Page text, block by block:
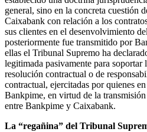
general, sino en la concreta cuestión
Caixabank con relación a los
sus clientes en el desenvolvimiento
posteriormente fue transmitido por
ellas el Tribunal Supremo ha
legitimada pasivamente para soportar
resolución contractual o de
contractual, ejercitadas por quienes
Bankpime, en virtud de la
entre Bankpime y Caixabank.
La “regañina” del Tribunal